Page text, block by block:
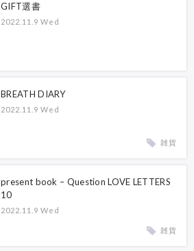
GIFT選書
2022.11.9 Wed
BREATH DIARY
2022.11.9 Wed
雑貨
present book – Question LOVE LETTERS
10
2022.11.9 Wed
雑貨